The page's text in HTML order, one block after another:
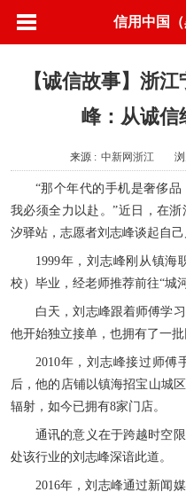
信用中国（
【诚信故事】浙
峰：从诚信
来源 : 中新网浙江
“那个年代的手机是奢侈品
我必须全力以赴。”近日，在
汐驿站，志愿者刘志峰谈起自
1999年，刘志峰刚从镇海
校）毕业，经老师推荐前往“城
白天，刘志峰跟着师傅学
他开始独立接单，也拥有了一批
2010年，刘志峰接过师傅
后，他的店铺以镇海招宝山城
辐射，如今已拥有8家门店。
通讯的意义在于跨越时空
处该行业的刘志峰深谙此道。
2016年，刘志峰通过新闻